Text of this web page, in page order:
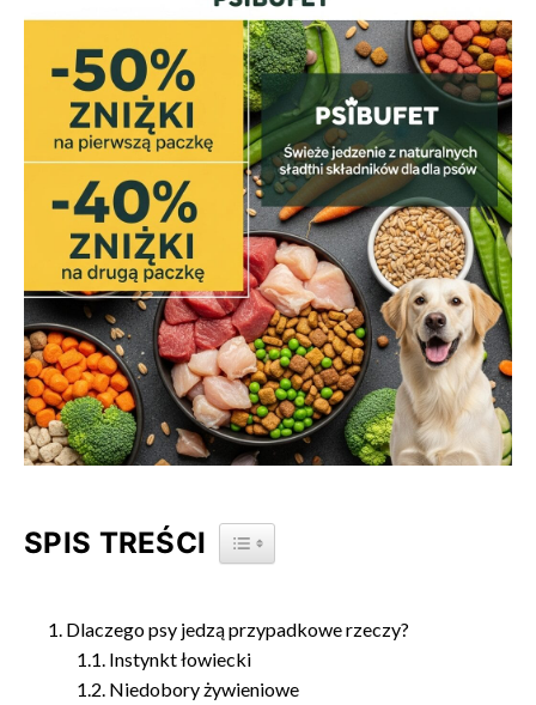
SPIS TREŚCI TOGGLE TABLE OF CONTENT
Dlaczego psy jedzą przypadkowe rzeczy?
Instynkt łowiecki
Niedobory żywieniowe